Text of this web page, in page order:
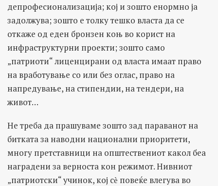
депрофесионализација; кој и зошто енормно ја
задолжува; зошто е толку тешко власта да се
откаже од еден бронзен коњ во корист на
инфраструктурни проекти; зошто само
„патриоти“ лиценцирани од власта имаат право
на вработување со или без оглас, право на
напредување, на стипендии, на тендери, на
живот…
Не треба да прашуваме зошто зад параванот на
битката за наводни национални приоритети,
многу претставници на општествениот какол беа
наградени за верноста кон режимот. Нивниот
„патриотски“ учинок, кој сѐ повеќе влегува во